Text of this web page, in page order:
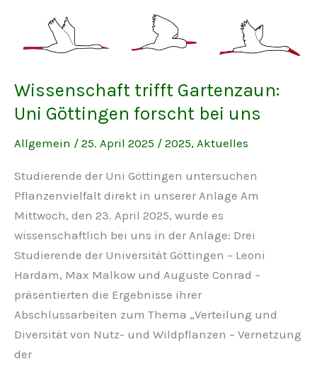
ePaper
Gartenfreund
Wissenschaft trifft Gartenzaun:
Uni Göttingen forscht bei uns
Allgemein / 25. April 2025 / 2025, Aktuelles
Studierende der Uni Göttingen untersuchen
Pflanzenvielfalt direkt in unserer Anlage Am
Mittwoch, den 23. April 2025, wurde es
wissenschaftlich bei uns in der Anlage: Drei
Studierende der Universität Göttingen – Leoni
Hardam, Max Malkow und Auguste Conrad –
präsentierten die Ergebnisse ihrer
Abschlussarbeiten zum Thema „Verteilung und
Diversität von Nutz- und Wildpflanzen – Vernetzung
der